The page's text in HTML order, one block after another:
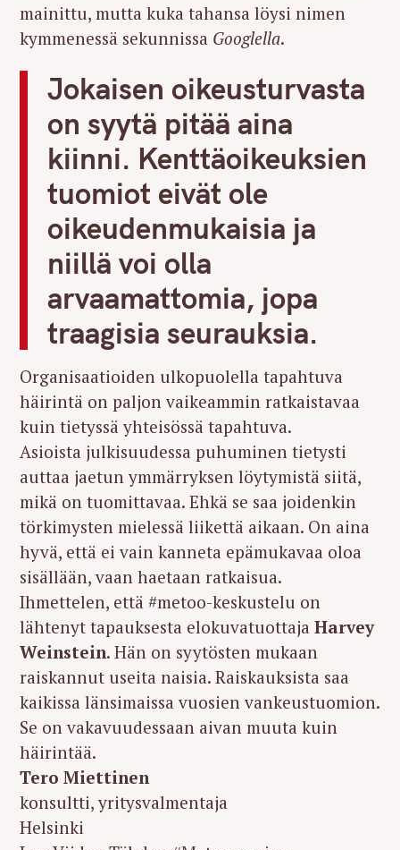
mainittu, mutta kuka tahansa löysi nimen
kymmenessä sekunnissa Googlella.
Jokaisen oikeusturvasta
on syytä pitää aina
kiinni. Kenttäoikeuksien
tuomiot eivät ole
oikeudenmukaisia ja
niillä voi olla
arvaamattomia, jopa
traagisia seurauksia.
Organisaatioiden ulkopuolella tapahtuva
häirintä on paljon vaikeammin ratkaistavaa
kuin tietyssä yhteisössä tapahtuva.
Asioista julkisuudessa puhuminen tietysti
auttaa jaetun ymmärryksen löytymistä siitä,
mikä on tuomittavaa. Ehkä se saa joidenkin
törkimysten mielessä liikettä aikaan. On aina
hyvä, että ei vain kanneta epämukavaa oloa
sisällään, vaan haetaan ratkaisua.
Ihmettelen, että #metoo-keskustelu on
lähtenyt tapauksesta elokuvatuottaja Harvey
Weinstein. Hän on syytösten mukaan
raiskannut useita naisia. Raiskauksista saa
kaikissa länsimaissa vuosien vankeustuomion.
Se on vakavuudessaan aivan muuta kuin
häirintää.
Tero Miettinen
konsultti, yritysvalmentaja
Helsinki